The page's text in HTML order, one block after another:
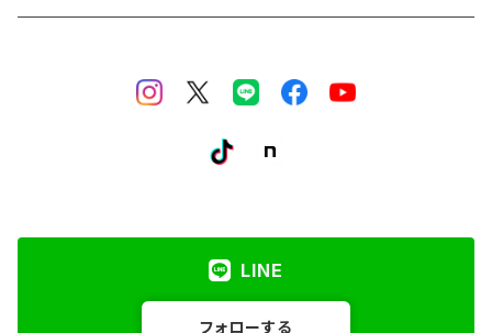
LINE
フォローする